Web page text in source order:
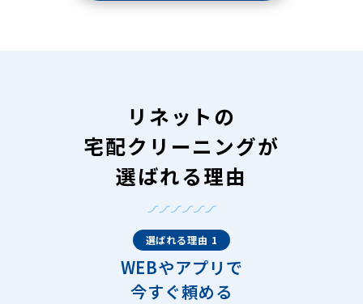
リネットの
宅配クリーニングが
選ばれる理由
選ばれる理由 1
WEBやアプリで
今すぐ頼める